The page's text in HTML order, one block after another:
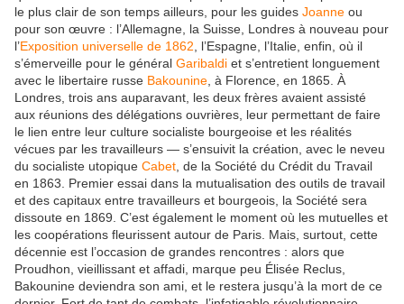
le plus clair de son temps ailleurs, pour les guides Joanne ou
pour son œuvre : l’Allemagne, la Suisse, Londres à nouveau pour
l’Exposition universelle de 1862 , l’Espagne, l’Italie, enfin, où il
s’émerveille pour le général Garibaldi et s’entretient longuement
avec le libertaire russe Bakounine , à Florence, en 1865. À
Londres, trois ans auparavant, les deux frères avaient assisté
aux réunions des délégations ouvrières, leur permettant de faire
le lien entre leur culture socialiste bourgeoise et les réalités
vécues par les travailleurs — s’ensuivit la création, avec le neveu
du socialiste utopique Cabet , de la Société du Crédit du Travail
en 1863. Premier essai dans la mutualisation des outils de travail
et des capitaux entre travailleurs et bourgeois, la Société sera
dissoute en 1869. C’est également le moment où les mutuelles et
les coopérations fleurissent autour de Paris. Mais, surtout, cette
décennie est l’occasion de grandes rencontres : alors que
Proudhon, vieillissant et affadi, marque peu Élisée Reclus,
Bakounine deviendra son ami, et le restera jusqu’à la mort de ce